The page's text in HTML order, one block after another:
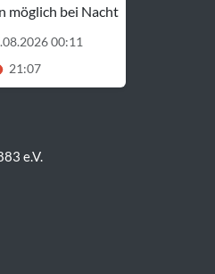
möglich bei Nacht
00:11
21:07
e.V.